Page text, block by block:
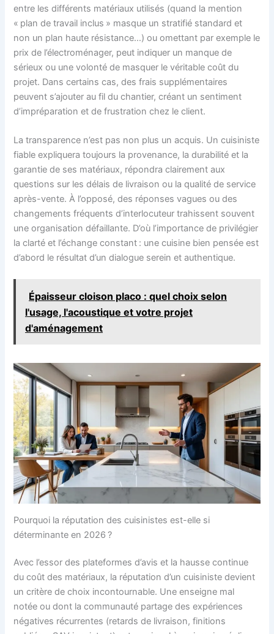
entre les différents matériaux utilisés (quand la mention
« plan de travail inclus » masque un stratifié standard et
non un plan haute résistance…) ou omettant par exemple le
prix de l’électroménager, peut indiquer un manque de
sérieux ou une volonté de masquer le véritable coût du
projet. Dans certains cas, des frais supplémentaires
peuvent s’ajouter au fil du chantier, créant un sentiment
d’impréparation et de frustration chez le client.
La transparence n’est pas non plus un acquis. Un cuisiniste
fiable expliquera toujours la provenance, la durabilité et la
garantie de ses matériaux, répondra clairement aux
questions sur les délais de livraison ou la qualité de service
après-vente. À l’opposé, des réponses vagues ou des
changements fréquents d’interlocuteur trahissent souvent
une organisation défaillante. D’où l’importance de privilégier
la clarté et l’échange constant : une cuisine bien pensée est
d’abord le résultat d’un dialogue serein et authentique.
Épaisseur cloison placo : quel choix selon
l'usage, l'acoustique et votre projet
d'aménagement
Pourquoi la réputation des cuisinistes est-elle si
déterminante en 2026 ?
Avec l’essor des plateformes d’avis et la hausse continue
du coût des matériaux, la réputation d’un cuisiniste devient
un critère de choix incontournable. Une enseigne mal
notée ou dont la communauté partage des expériences
négatives récurrentes (retards de livraison, finitions